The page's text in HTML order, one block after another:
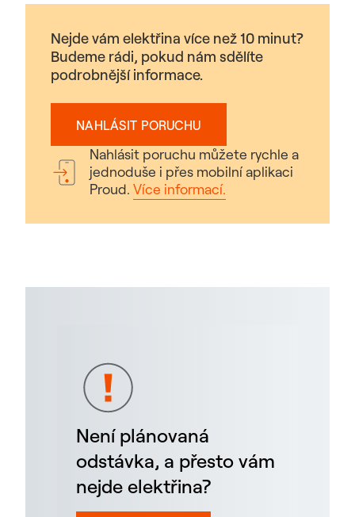
Nejde vám elektřina více než 10 minut?
Budeme rádi, pokud nám sdělíte
podrobnější informace.
NAHLÁSIT PORUCHU
Nahlásit poruchu můžete rychle a
jednoduše i přes mobilní aplikaci
Proud. Více informací.
Není plánovaná
odstávka, a přesto vám
nejde elektřina?